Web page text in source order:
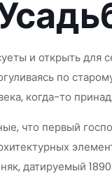
и открыть
по
когда-то
что первый
датируемый